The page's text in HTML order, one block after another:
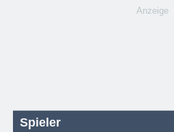
Anzeige
Spieler